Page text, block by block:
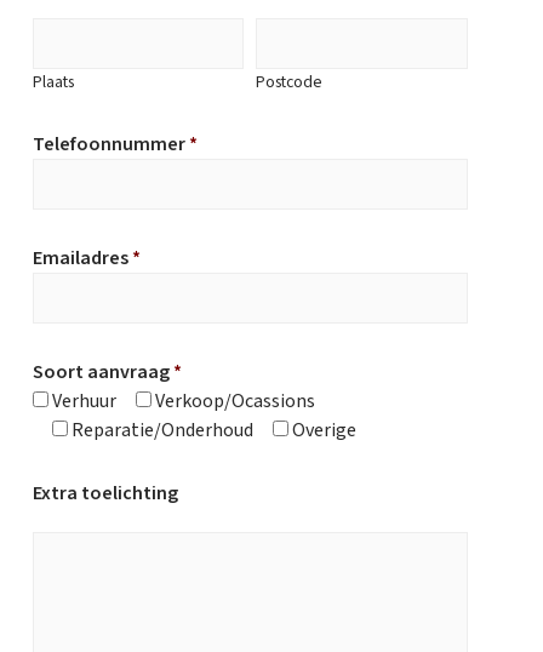
Plaats Postcode
Telefoonnummer*
Emailadres*
Soort aanvraag*
Verhuur
Verkoop/Ocassions
Reparatie/Onderhoud
Overige
Extra toelichting